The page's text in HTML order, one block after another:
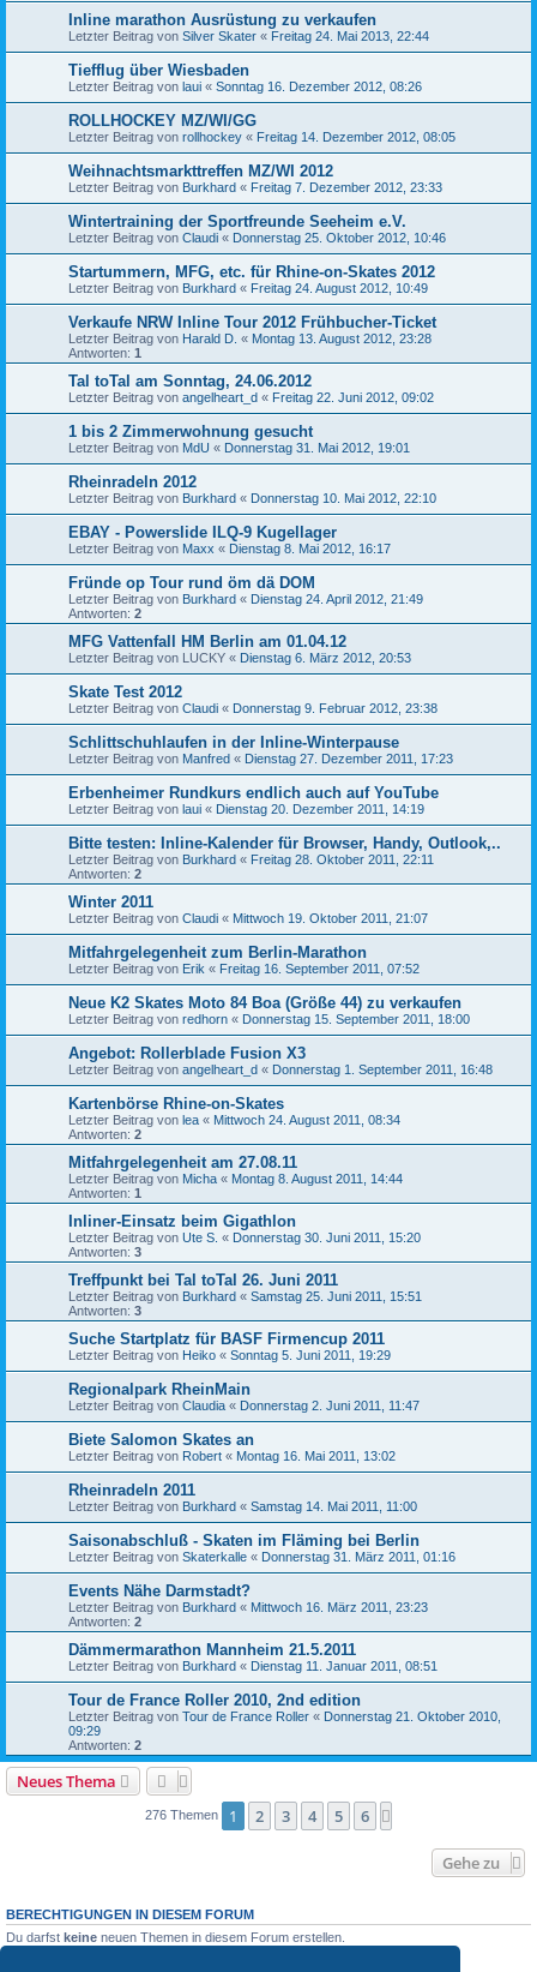
Inline marathon Ausrüstung zu verkaufen
Letzter Beitrag von Silver Skater « Freitag 24. Mai 2013, 22:44
Tiefflug über Wiesbaden
Letzter Beitrag von laui « Sonntag 16. Dezember 2012, 08:26
ROLLHOCKEY MZ/WI/GG
Letzter Beitrag von rollhockey « Freitag 14. Dezember 2012, 08:05
Weihnachtsmarkttreffen MZ/WI 2012
Letzter Beitrag von Burkhard « Freitag 7. Dezember 2012, 23:33
Wintertraining der Sportfreunde Seeheim e.V.
Letzter Beitrag von Claudi « Donnerstag 25. Oktober 2012, 10:46
Startummern, MFG, etc. für Rhine-on-Skates 2012
Letzter Beitrag von Burkhard « Freitag 24. August 2012, 10:49
Verkaufe NRW Inline Tour 2012 Frühbucher-Ticket
Letzter Beitrag von Harald D. « Montag 13. August 2012, 23:28
Antworten: 1
Tal toTal am Sonntag, 24.06.2012
Letzter Beitrag von angelheart_d « Freitag 22. Juni 2012, 09:02
1 bis 2 Zimmerwohnung gesucht
Letzter Beitrag von MdU « Donnerstag 31. Mai 2012, 19:01
Rheinradeln 2012
Letzter Beitrag von Burkhard « Donnerstag 10. Mai 2012, 22:10
EBAY - Powerslide ILQ-9 Kugellager
Letzter Beitrag von Maxx « Dienstag 8. Mai 2012, 16:17
Fründe op Tour rund öm dä DOM
Letzter Beitrag von Burkhard « Dienstag 24. April 2012, 21:49
Antworten: 2
MFG Vattenfall HM Berlin am 01.04.12
Letzter Beitrag von LUCKY « Dienstag 6. März 2012, 20:53
Skate Test 2012
Letzter Beitrag von Claudi « Donnerstag 9. Februar 2012, 23:38
Schlittschuhlaufen in der Inline-Winterpause
Letzter Beitrag von Manfred « Dienstag 27. Dezember 2011, 17:23
Erbenheimer Rundkurs endlich auch auf YouTube
Letzter Beitrag von laui « Dienstag 20. Dezember 2011, 14:19
Bitte testen: Inline-Kalender für Browser, Handy, Outlook,..
Letzter Beitrag von Burkhard « Freitag 28. Oktober 2011, 22:11
Antworten: 2
Winter 2011
Letzter Beitrag von Claudi « Mittwoch 19. Oktober 2011, 21:07
Mitfahrgelegenheit zum Berlin-Marathon
Letzter Beitrag von Erik « Freitag 16. September 2011, 07:52
Neue K2 Skates Moto 84 Boa (Größe 44) zu verkaufen
Letzter Beitrag von redhorn « Donnerstag 15. September 2011, 18:00
Angebot: Rollerblade Fusion X3
Letzter Beitrag von angelheart_d « Donnerstag 1. September 2011, 16:48
Kartenbörse Rhine-on-Skates
Letzter Beitrag von lea « Mittwoch 24. August 2011, 08:34
Antworten: 2
Mitfahrgelegenheit am 27.08.11
Letzter Beitrag von Micha « Montag 8. August 2011, 14:44
Antworten: 1
Inliner-Einsatz beim Gigathlon
Letzter Beitrag von Ute S. « Donnerstag 30. Juni 2011, 15:20
Antworten: 3
Treffpunkt bei Tal toTal 26. Juni 2011
Letzter Beitrag von Burkhard « Samstag 25. Juni 2011, 15:51
Antworten: 3
Suche Startplatz für BASF Firmencup 2011
Letzter Beitrag von Heiko « Sonntag 5. Juni 2011, 19:29
Regionalpark RheinMain
Letzter Beitrag von Claudia « Donnerstag 2. Juni 2011, 11:47
Biete Salomon Skates an
Letzter Beitrag von Robert « Montag 16. Mai 2011, 13:02
Rheinradeln 2011
Letzter Beitrag von Burkhard « Samstag 14. Mai 2011, 11:00
Saisonabschluß - Skaten im Fläming bei Berlin
Letzter Beitrag von Skaterkalle « Donnerstag 31. März 2011, 01:16
Events Nähe Darmstadt?
Letzter Beitrag von Burkhard « Mittwoch 16. März 2011, 23:23
Antworten: 2
Dämmermarathon Mannheim 21.5.2011
Letzter Beitrag von Burkhard « Dienstag 11. Januar 2011, 08:51
Tour de France Roller 2010, 2nd edition
Letzter Beitrag von Tour de France Roller « Donnerstag 21. Oktober 2010,
09:29
Antworten: 2
Neues Thema
276 Themen 1 2 3 4 5 6
Gehe zu
BERECHTIGUNGEN IN DIESEM FORUM
Du darfst keine neuen Themen in diesem Forum erstellen.